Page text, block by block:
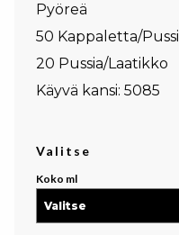
Pyöreä
50 Kappaletta/Pussi
20 Pussia/Laatikko
Käyvä kansi: 5085
Valitse
Koko ml